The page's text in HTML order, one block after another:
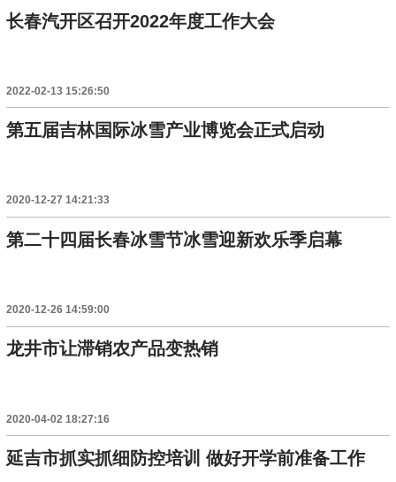
长春汽开区召开2022年度工作大会
2022-02-13 15:26:50
第五届吉林国际冰雪产业博览会正式启动
2020-12-27 14:21:33
第二十四届长春冰雪节冰雪迎新欢乐季启幕
2020-12-26 14:59:00
龙井市让滞销农产品变热销
2020-04-02 18:27:16
延吉市抓实抓细防控培训 做好开学前准备工作